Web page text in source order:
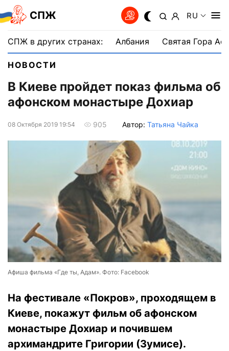
СПЖ RU
СПЖ в других странах: Албания Святая Гора
НОВОСТИ
В Киеве пройдет показ фильма об
афонском монастыре Дохиар
08 Октября 2019 19:54 905 Автор: Татьяна Чайка
Афиша фильма «Где ты, Адам». Фото: Facebook
На фестивале «Покров», проходящем в
Киеве, покажут фильм об афонском
монастыре Дохиар и почившем
архимандрите Григории (Зумисе).